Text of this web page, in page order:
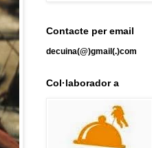
Contacte per email
decuina(@)gmail(.)com
Col·laborador a